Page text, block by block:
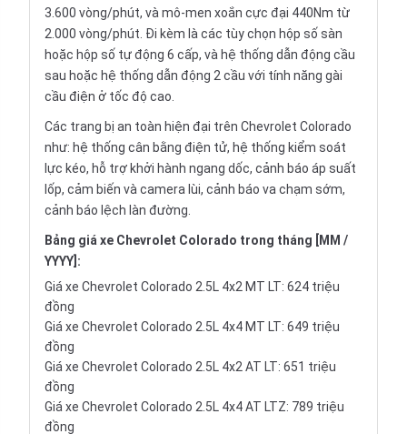
3.600 vòng/phút, và mô-men xoắn cực đại 440Nm từ
2.000 vòng/phút. Đi kèm là các tùy chọn hộp số sàn
hoặc hộp số tự động 6 cấp, và hệ thống dẫn động cầu
sau hoặc hệ thống dẫn động 2 cầu với tính năng gài
cầu điện ở tốc độ cao.
Các trang bị an toàn hiện đại trên Chevrolet Colorado
như: hệ thống cân bằng điện tử, hệ thống kiểm soát
lực kéo, hỗ trợ khởi hành ngang dốc, cảnh báo áp suất
lốp, cảm biến và camera lùi, cảnh báo va chạm sớm,
cảnh báo lệch làn đường.
Bảng giá xe Chevrolet Colorado trong tháng [MM /
YYYY]:
Giá xe Chevrolet Colorado 2.5L 4x2 MT LT: 624 triệu
đồng
Giá xe Chevrolet Colorado 2.5L 4x4 MT LT: 649 triệu
đồng
Giá xe Chevrolet Colorado 2.5L 4x2 AT LT: 651 triệu
đồng
Giá xe Chevrolet Colorado 2.5L 4x4 AT LTZ: 789 triệu
đồng